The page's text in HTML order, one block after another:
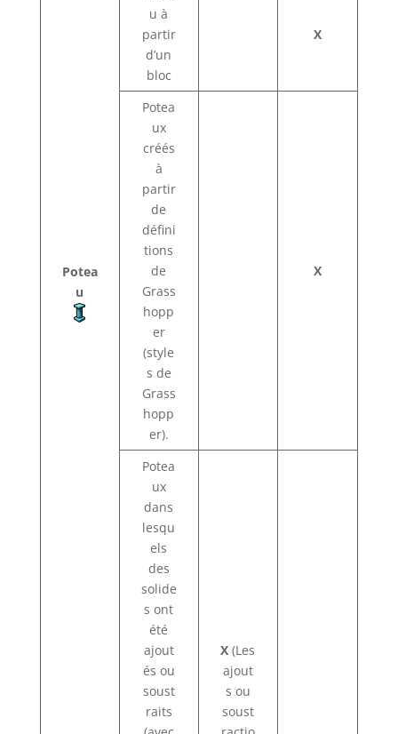
Potea
u
u à
partir
d’un
bloc
X
Potea
ux
créés
à
partir
de
défini
tions
de
Grass
hopp
er
(style
s de
Grass
hopp
er).
X
Potea
ux
dans
lesqu
els
des
solide
s ont
été
ajout
és ou
soust
raits
X (Les
ajout
s ou
soust